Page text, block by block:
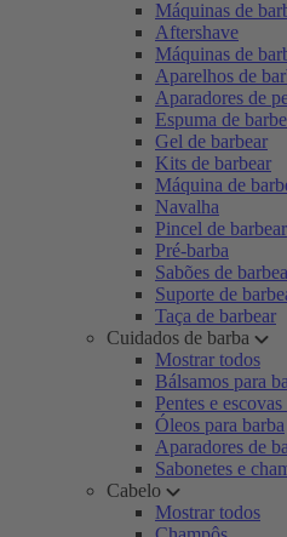
Máquinas de
Aftershave
Máquinas de
Aparelhos de
Aparadores de
Espuma de
Gel de barbear
Kits de barbear
Máquina de
Navalha
Pincel de barbear
Pré-barba
Sabões de
Suporte de
Taça de barbear
Cuidados de barba
Mostrar todos
Bálsamos para
Pentes e
Óleos para barba
Aparadores de
Sabonetes e
Cabelo
Mostrar todos